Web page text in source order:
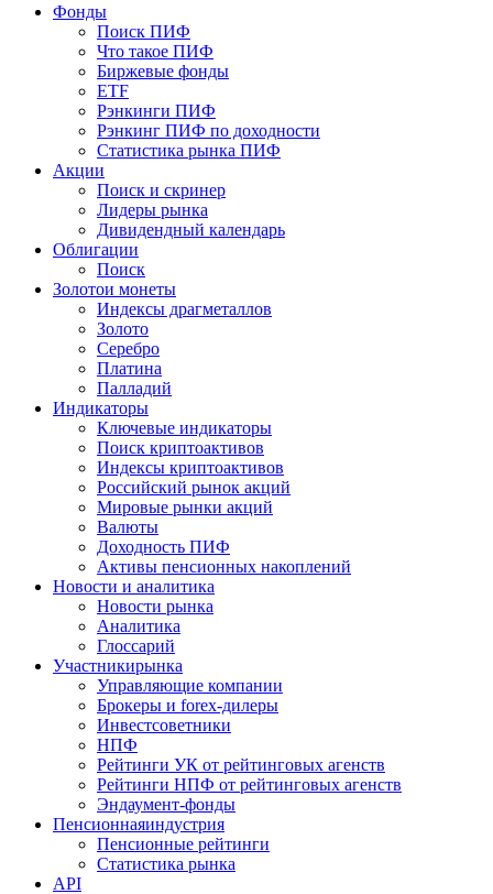
Фонды
Поиск ПИФ
Что такое ПИФ
Биржевые фонды
ETF
Рэнкинги ПИФ
Рэнкинг ПИФ по доходности
Статистика рынка ПИФ
Акции
Поиск и скринер
Лидеры рынка
Дивидендный календарь
Облигации
Поиск
Золотои монеты
Индексы драгметаллов
Золото
Серебро
Платина
Палладий
Индикаторы
Ключевые индикаторы
Поиск криптоактивов
Индексы криптоактивов
Российский рынок акций
Мировые рынки акций
Валюты
Доходность ПИФ
Активы пенсионных накоплений
Новости и аналитика
Новости рынка
Аналитика
Глоссарий
Участникирынка
Управляющие компании
Брокеры и forex-дилеры
Инвестсоветники
НПФ
Рейтинги УК от рейтинговых агенств
Рейтинги НПФ от рейтинговых агенств
Эндаумент-фонды
Пенсионнаяиндустрия
Пенсионные рейтинги
Статистика рынка
API